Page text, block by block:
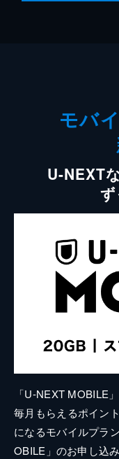
モバ
U-NEXT
「U-NEXT MOBILE
毎月もらえるポイン
になるモバイルプラ
OBILE」のお申し込